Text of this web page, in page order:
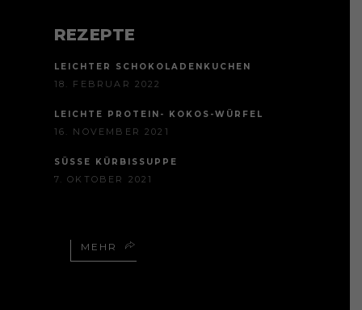
REZEPTE
LEICHTER SCHOKOLADENKUCHEN
18. FEBRUAR 2022
LEICHTE PROTEIN- KOKOS-WÜRFEL
16. NOVEMBER 2021
SÜSSE KÜRBISSUPPE
7. OKTOBER 2021
MEHR